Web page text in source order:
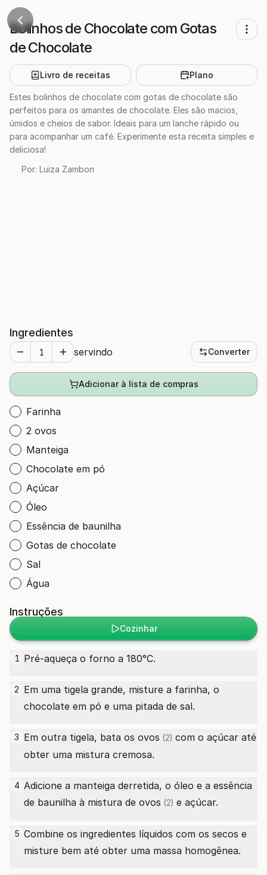
Bolinhos de Chocolate com Gotas
de Chocolate
Livro de receitas Plano
Estes bolinhos de chocolate com gotas de chocolate são
perfeitos para os amantes de chocolate. Eles são macios,
úmidos e cheios de sabor. Ideais para um lanche rápido ou
para acompanhar um café. Experimente esta receita simples e
deliciosa!
Por: Luiza Zambon
Ingredientes
servindo Converter
Adicionar à lista de compras
Farinha
2 ovos
Manteiga
Chocolate em pó
Açúcar
Óleo
Essência de baunilha
Gotas de chocolate
Sal
Água
Instruções
Cozinhar
1 Pré-aqueça o forno a 180°C.
2 Em uma tigela grande, misture a farinha, o
chocolate em pó e uma pitada de sal.
3 Em outra tigela, bata os ovos (2) com o açúcar até
obter uma mistura cremosa.
4 Adicione a manteiga derretida, o óleo e a essência
de baunilha à mistura de ovos (2) e açúcar.
5 Combine os ingredientes líquidos com os secos e
misture bem até obter uma massa homogênea.